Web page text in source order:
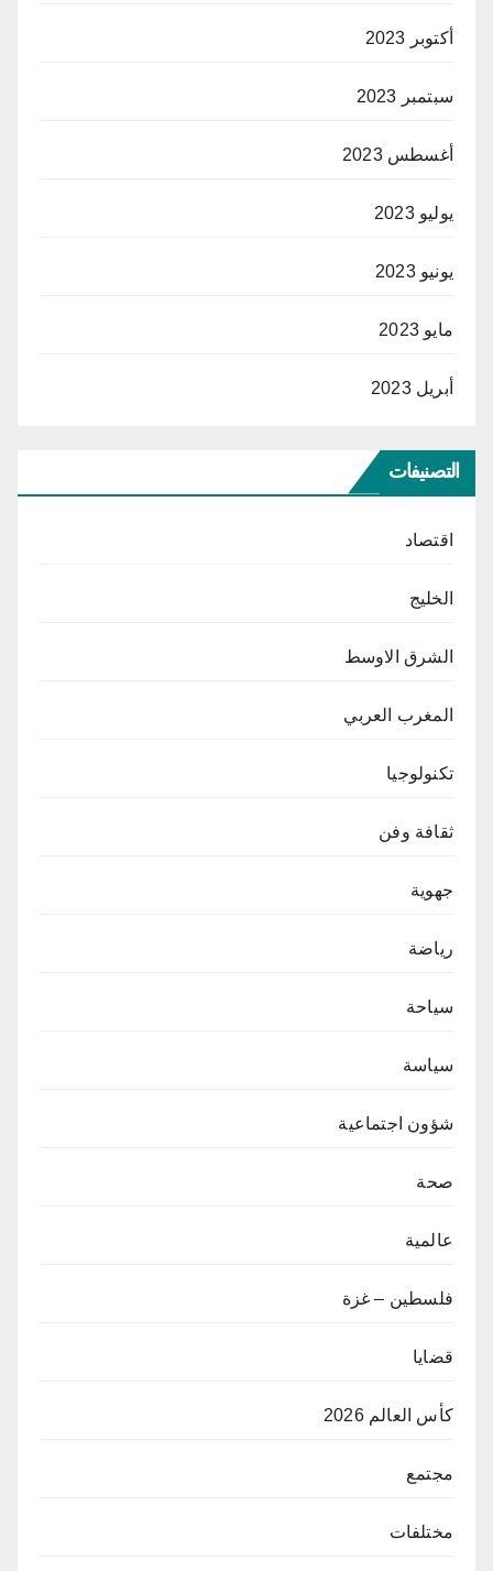
أكتوبر 2023
سبتمبر 2023
أغسطس 2023
يوليو 2023
يونيو 2023
مايو 2023
أبريل 2023
التصنيفات
اقتصاد
الخليج
الشرق الاوسط
المغرب العربي
تكنولوجيا
ثقافة وفن
جهوية
رياضة
سياحة
سياسة
شؤون اجتماعية
صحة
عالمية
فلسطين – غزة
قضايا
كأس العالم 2026
مجتمع
مختلفات